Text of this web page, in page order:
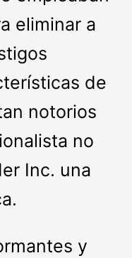
eliminar a
de
notorios
no
Inc. una
y